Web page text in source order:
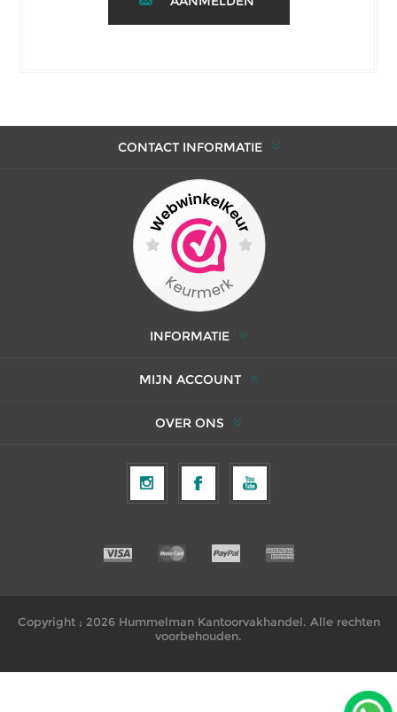
CONTACT INFORMATIE
INFORMATIE
MIJN ACCOUNT
OVER ONS
Copyright ; 2026 Hummelman Kantoorvakhandel. Alle rechten
voorbehouden.